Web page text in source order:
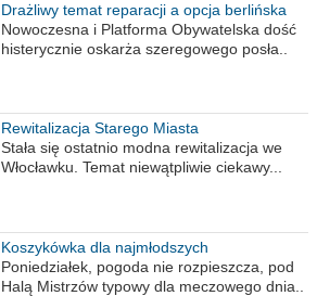
Drażliwy temat reparacji a opcja berlińska
Nowoczesna i Platforma Obywatelska dość
histerycznie oskarża szeregowego posła..
Rewitalizacja Starego Miasta
Stała się ostatnio modna rewitalizacja we
Włocławku. Temat niewątpliwie ciekawy...
Koszykówka dla najmłodszych
Poniedziałek, pogoda nie rozpieszcza, pod
Halą Mistrzów typowy dla meczowego dnia..